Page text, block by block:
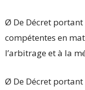
Ø De Décret
compétentes en
l’arbitrage et à la
Ø De Décret